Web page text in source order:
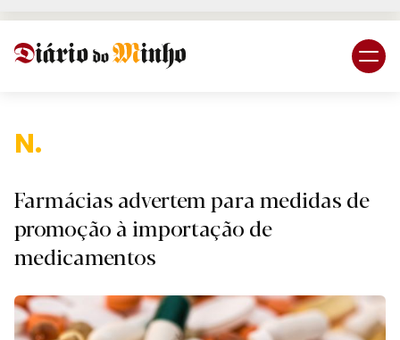
Naciona
Farmácias advertem para medidas de
promoção à importação de
medicamentos